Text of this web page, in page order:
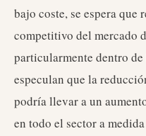
bajo coste, se espera que
competitivo del mercado
particularmente dentro
especulan que la
podría llevar a un
en todo el sector a